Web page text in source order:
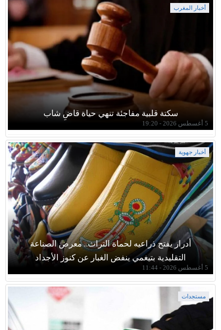
أخبار المغرب
سكتة قلبية مفاجئة تنهي حياة قاضِ شاب
5 أغسطس 2026 - 19:20
أخبار جهوية
أدرار يفتح ذراعيه لحماة التراث.. معرض الصناعة
التقليدية بتيغمي ينفض الغبار عن كنوز الأجداد
5 أغسطس 2026 - 11:44
مستجدات